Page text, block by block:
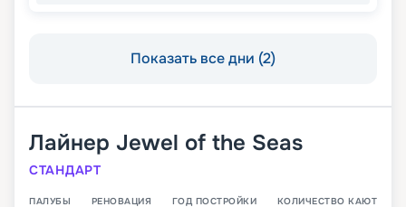
Показать все дни (2)
Лайнер Jewel of the Seas
СТАНДАРТ
ПАЛУБЫ РЕНОВАЦИЯ ГОД ПОСТРОЙКИ КОЛИЧЕСТВО КАЮТ